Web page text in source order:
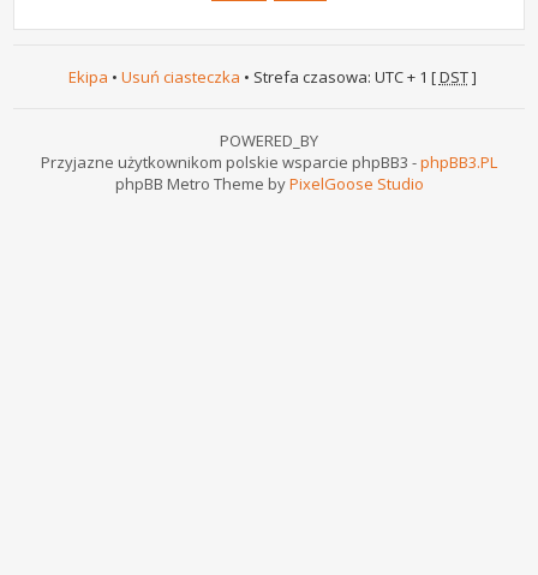
Ekipa • Usuń ciasteczka • Strefa czasowa: UTC + 1 [DST]
POWERED_BY
Przyjazne użytkownikom polskie wsparcie phpBB3 -phpBB3.PL
phpBB Metro Theme byPixelGoose Studio